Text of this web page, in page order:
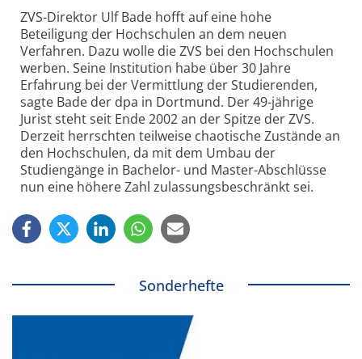
ZVS-Direktor Ulf Bade hofft auf eine hohe
Beteiligung der Hochschulen an dem neuen
Verfahren. Dazu wolle die ZVS bei den Hochschulen
werben. Seine Institution habe über 30 Jahre
Erfahrung bei der Vermittlung der Studierenden,
sagte Bade der dpa in Dortmund. Der 49-jährige
Jurist steht seit Ende 2002 an der Spitze der ZVS.
Derzeit herrschten teilweise chaotische Zustände an
den Hochschulen, da mit dem Umbau der
Studiengänge in Bachelor- und Master-Abschlüsse
nun eine höhere Zahl zulassungsbeschränkt sei.
Sonderhefte